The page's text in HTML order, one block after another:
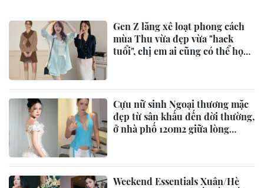
Gen Z lăng xê loạt phong cách
mùa Thu vừa đẹp vừa "hack
tuổi", chị em ai cũng có thể học
Cựu nữ sinh Ngoại thương mặc
đẹp từ sân khấu đến đời thường,
ở nhà phố 120m2 giữa lòng
Weekend Essentials Xuân/Hè